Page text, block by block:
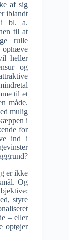
af sig
iblandt
i bl. a.
til at
rulle
ophæve
heller
og
til et
måde.
mulig
i
for
ind i
er ikke
Og
styre
– eller
optøjer